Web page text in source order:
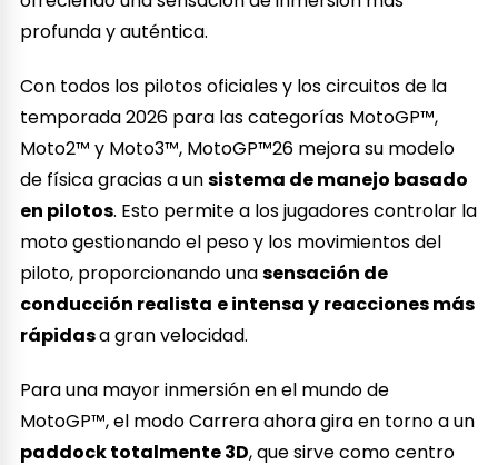
profunda y auténtica.
Con todos los pilotos oficiales y los circuitos de la
temporada 2026 para las categorías MotoGP™,
Moto2™ y Moto3™, MotoGP™26 mejora su modelo
de física gracias a unsistema de manejo basado
en pilotos. Esto permite a los jugadores controlar la
moto gestionando el peso y los movimientos del
piloto, proporcionando unasensación de
conducción realista e intensa y reacciones más
rápidasa gran velocidad.
Para una mayor inmersión en el mundo de
MotoGP™, el modo Carrera ahora gira en torno a un
paddock totalmente 3D, que sirve como centro